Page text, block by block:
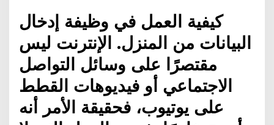
كيفية العمل في وظيفة إدخال
البيانات من المنزل. الإنترنت ليس
مقتصرًا على وسائل التواصل
الاجتماعي أو فيديوهات القطط
على يوتيوب، فحقيقة الأمر أنه